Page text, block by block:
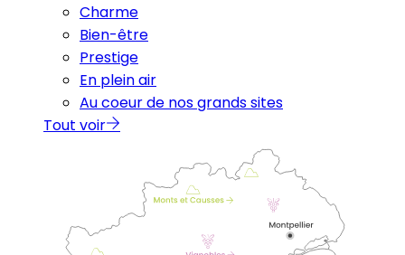
Charme
Bien-être
Prestige
En plein air
Au coeur de nos grands sites
Tout voir